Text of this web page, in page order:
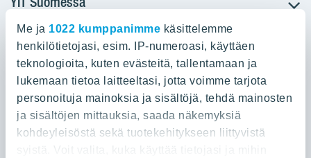
Me ja 1022 kumppanimme käsittelemme
henkilötietojasi, esim. IP-numeroasi, käyttäen
teknologioita, kuten evästeitä, tallentamaan ja
lukemaan tietoa laitteeltasi, jotta voimme tarjota
personoituja mainoksia ja sisältöjä, tehdä mainosten
ja sisältöjen mittauksia, saada näkemyksiä
kohdeyleisöstä sekä tuotekehitykseen liittyvistä
syistä. Voit valita, kuka käyttää tietojasi ja mihin
Töihin meille
Sijoittajat
Projektit
Vastuullisuus
Media
Yhteystiedot
Myytävät asunnot
Vuokrattavat toimitilat
Kiinteistösijoittaminen
Infrarakentaminen
Toimitilarakentaminen
Teollisuusrakentaminen
YIT:n pääkonttori
Panuntie 11, PL 36, 00620 Helsinki
020 433 111